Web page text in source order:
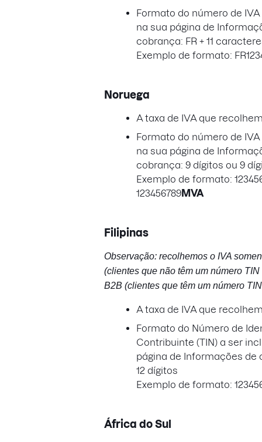
Formato do número de
na sua página de
cobrança: FR + 11
Exemplo de formato:
Noruega
A taxa de IVA que
Formato do número de
na sua página de
cobrança: 9 dígitos ou 9
Exemplo de formato:
123456789MVA
Filipinas
Observação: recolhemos o IVA
(clientes que não têm um número
B2B (clientes que têm um número
A taxa de IVA que
Formato do Número de
Contribuinte (TIN) a ser
página de Informações de
12 dígitos
Exemplo de formato:
África do Sul